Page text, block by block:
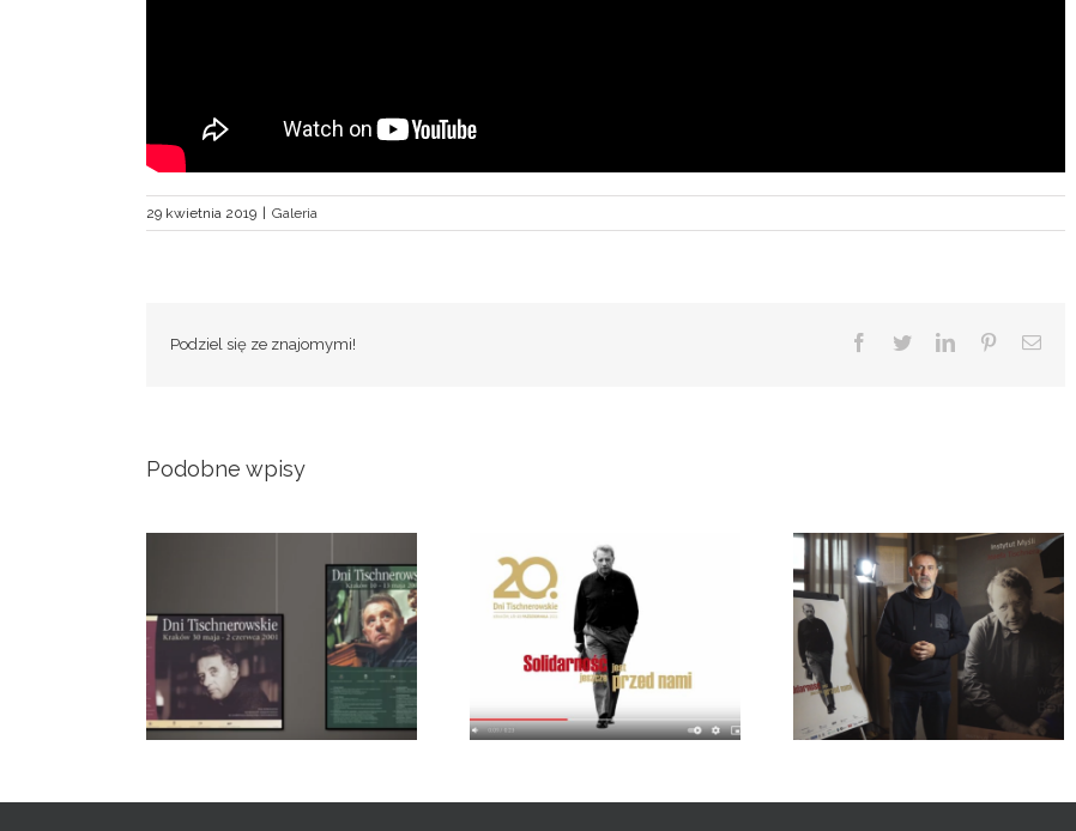
29 kwietnia 2019 Galeria
Podziel się ze znajomymi! Facebook
TwitterLinkedInPinterestEmail
Podobne wpisy
20. jubileuszowe Dni
Tischnerowskie
Wojciech Bonowicz przybliża
myśl główną 20
jubileuszowych Dni
Tischnerowskich